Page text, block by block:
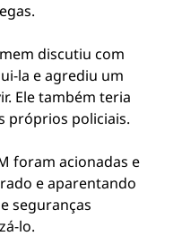
discutiu com
la e agrediu um
Ele também teria
próprios policiais.
foram acionadas e
e aparentando
seguranças
lo.